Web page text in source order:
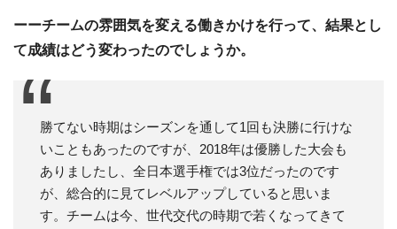
ーーチームの雰囲気を変える働きかけを行って、結果とし
て成績はどう変わったのでしょうか。
勝てない時期はシーズンを通して1回も決勝に行けな
いこともあったのですが、2018年は優勝した大会も
ありましたし、全日本選手権では3位だったのです
が、総合的に見てレベルアップしていると思いま
す。チームは今、世代交代の時期で若くなってきて